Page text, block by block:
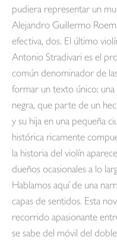
pudiera representar un
Alejandro Guillermo
efectiva, dos. El último
Antonio Stradivari es el
común denominador de
formar un texto único: una
negra, que parte de un
y su hija en una pequeña
histórica ricamente
la historia del violín
dueños ocasionales a lo
Hablamos aquí de una
capas de sentidos. Esta
recorrido apasionante
se sabe del móvil del